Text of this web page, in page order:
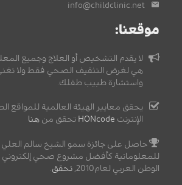
info@childclinic.net
موقعنا:
لا يقدم التشخيص أو العلاج وجميع
هي لغرض التثقيف الصحي فقط ولا
واستشارة طبيب طفلك.
يحقق معايير الهيئة العالمية للمواقع
الإنترنت HONcode تحقق من هنا
حاصل على جائزة سمو الشيخ سالم العلي
للمعلوماتية كأفضل مشروع صحي
الوطن العربي لعام2010,
تحقق